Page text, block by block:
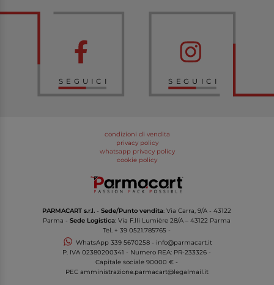
SEGUICI SEGUICI
condizioni di vendita
privacy policy
whatsapp privacy policy
cookie policy
PARMACART s.r.l. -Sede/Punto vendita: Via Carra, 9/A - 43122
Parma -Sede Logistica: Via F.lli Lumière 28/A – 43122 Parma
Tel. + 39 0521.785765 -
WhatsApp 339 5670258- info@parmacart.it
P. IVA02380200341 - Numero REA: PR-233326 -
Capitale sociale 90000 € -
PEC amministrazione.parmacart@legalmail.it